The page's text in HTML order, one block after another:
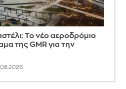
Το νέο αεροδρόμιο
της GMR για την